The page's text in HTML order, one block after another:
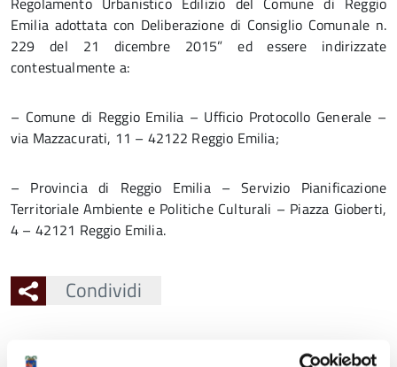
Emilia adottata con Deliberazione di Consiglio Comunale n.
229 del 21 dicembre 2015” ed essere indirizzate
contestualmente a:
– Comune di Reggio Emilia – Ufficio Protocollo Generale –
via Mazzacurati, 11 – 42122 Reggio Emilia;
– Provincia di Reggio Emilia – Servizio Pianificazione
Territoriale Ambiente e Politiche Culturali – Piazza Gioberti,
4 – 42121 Reggio Emilia.
Condividi